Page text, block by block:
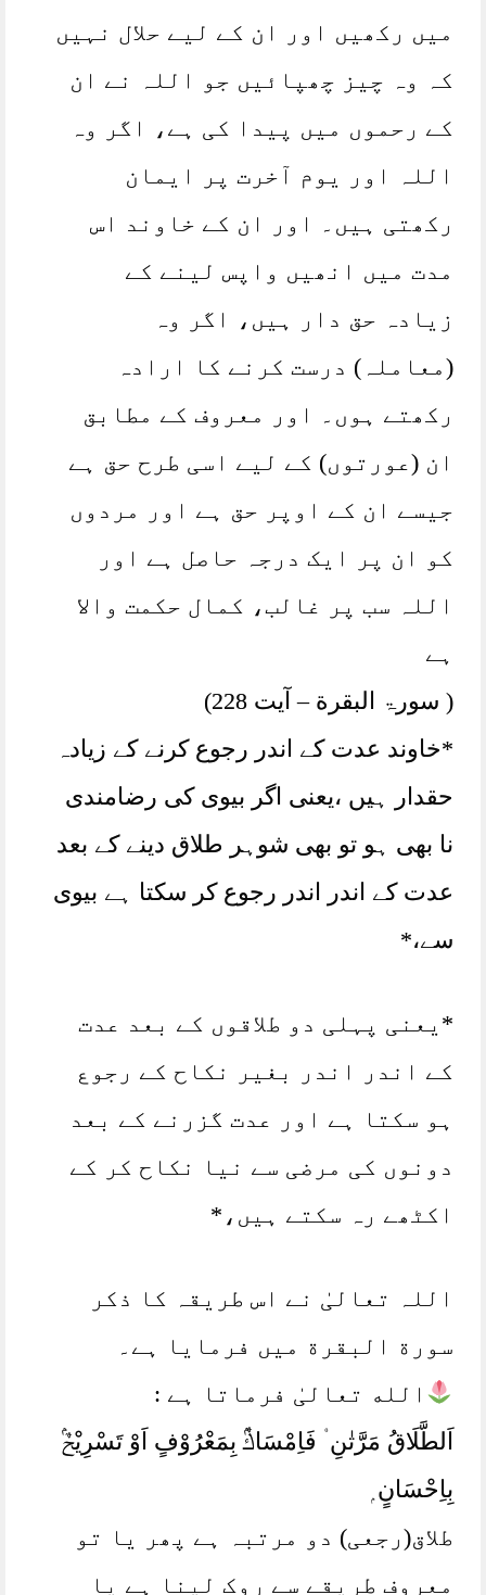
میں رکھیں اور ان کے لیے حلال نہیں
کہ وہ چیز چھپائیں جو اللہ نے ان
کے رحموں میں پیدا کی ہے، اگر وہ
اللہ اور یوم آخرت پر ایمان
رکھتی ہیں۔ اور ان کے خاوند اس
مدت میں انھیں واپس لینے کے
زیادہ حق دار ہیں، اگر وہ
(معاملہ) درست کرنے کا ارادہ
رکھتے ہوں۔ اور معروف کے مطابق
ان (عورتوں) کے لیے اسی طرح حق ہے
جیسے ان کے اوپر حق ہے اور مردوں
کو ان پر ایک درجہ حاصل ہے اور
اللہ سب پر غالب، کمال حکمت والا
ہے
( سورۃ البقرة – آیت 228)
*خاوند عدت کے اندر رجوع کرنے کے زیادہ
حقدار ہیں ،یعنی اگر بیوی کی رضامندی
نا بھی ہو تو بھی شوہر طلاق دینے کے بعد
عدت کے اندر اندر رجوع کر سکتا ہے بیوی
سے،*
*یعنی پہلی دو طلاقوں کے بعد عدت
کے اندر اندر بغیر نکاح کے رجوع
ہو سکتا ہے اور عدت گزرنے کے بعد
دونوں کی مرضی سے نیا نکاح کر کے
اکٹھے رہ سکتے ہیں،*
اللہ تعالیٰ نے اس طریقہ کا ذکر
سورة البقرة میں فرمایا ہے۔
الله تعالیٰ فرماتا ہے :
اَلطَّلَاقُ مَرَّتٰنِ ۠ فَاِمْسَاكٌۢ بِمَعْرُوْفٍ اَوْ تَسْرِيْحٌۢ
بِاِحْسَانٍ ۭ
طلاق(رجعی) دو مرتبہ ہے پھر یا تو
معروف طریقے سے روک لینا ہے یا